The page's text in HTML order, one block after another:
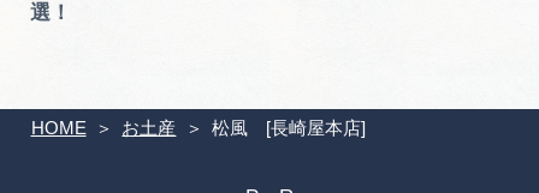
HOME お土産 松風 [長崎屋本店]
選！